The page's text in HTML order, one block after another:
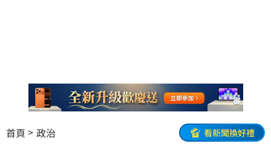
首頁 政治 看新聞換好禮